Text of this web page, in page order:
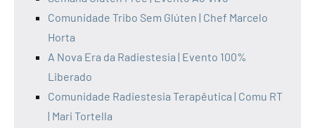
Comunidade Tribo Sem Glúten | Chef Marcelo
Horta
A Nova Era da Radiestesia | Evento 100%
Liberado
Comunidade Radiestesia Terapêutica | Comu RT
| Mari Tortella